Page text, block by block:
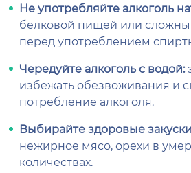
Не употребляйте алкоголь
белковой пищей или
перед употреблением
Чередуйте алкоголь с водой:
избежать обезвоживания и
потребление алкоголя.
Выбирайте здоровые
нежирное мясо, орехи в
количествах.